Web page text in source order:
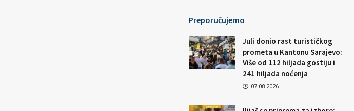
Preporučujemo
Juli donio rast turističkog
prometa u Kantonu Sarajevo:
Više od 112 hiljada gostiju i
241 hiljada noćenja
07.08.2026.